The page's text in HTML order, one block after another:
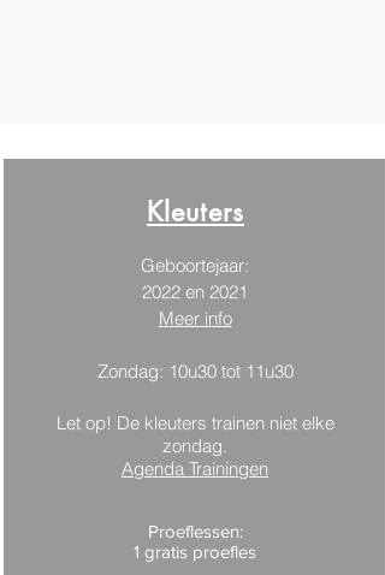
Kleuters
Geboortejaar:
2022 en 2021
Meer info
Zondag: 10u30 tot 11u30
Let op! De kleuters trainen niet elke
zondag.
Agenda Trainingen
Proeflessen:
1 gratis proefles